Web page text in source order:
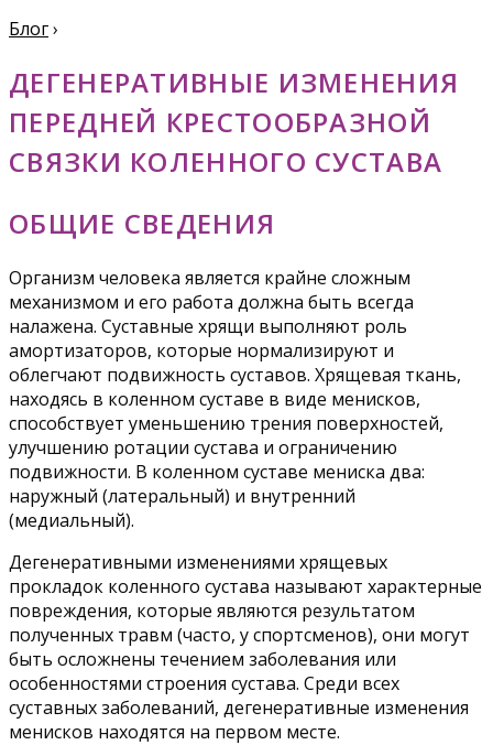
Блог›
ДЕГЕНЕРАТИВНЫЕ ИЗМЕНЕНИЯ
ПЕРЕДНЕЙ КРЕСТООБРАЗНОЙ
СВЯЗКИ КОЛЕННОГО СУСТАВА
ОБЩИЕ СВЕДЕНИЯ
Организм человека является крайне сложным
механизмом и его работа должна быть всегда
налажена. Суставные хрящи выполняют роль
амортизаторов, которые нормализируют и
облегчают подвижность суставов. Хрящевая ткань,
находясь в коленном суставе в виде менисков,
способствует уменьшению трения поверхностей,
улучшению ротации сустава и ограничению
подвижности. В коленном суставе мениска два:
наружный (латеральный) и внутренний
(медиальный).
Дегенеративными изменениями хрящевых
прокладок коленного сустава называют характерные
повреждения, которые являются результатом
полученных травм (часто, у спортсменов), они могут
быть осложнены течением заболевания или
особенностями строения сустава. Среди всех
суставных заболеваний, дегенеративные изменения
менисков находятся на первом месте.